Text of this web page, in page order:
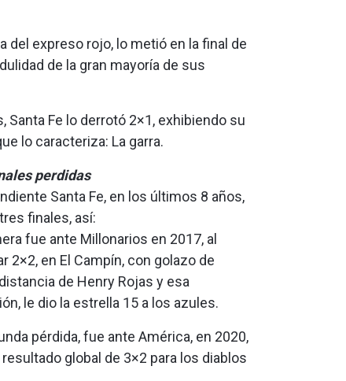
expreso rojo, lo metió en la final de
de la gran mayoría de sus
Fe lo derrotó 2×1, exhibiendo su
lo caracteriza: La garra.
perdidas
Santa Fe, en los últimos 8 años,
finales, así:
fue ante Millonarios en 2017, al
2×2, en El Campín, con golazo de
de Henry Rojas y esa
le dio la estrella 15 a los azules.
pérdida, fue ante América, en 2020,
global de 3×2 para los diablos